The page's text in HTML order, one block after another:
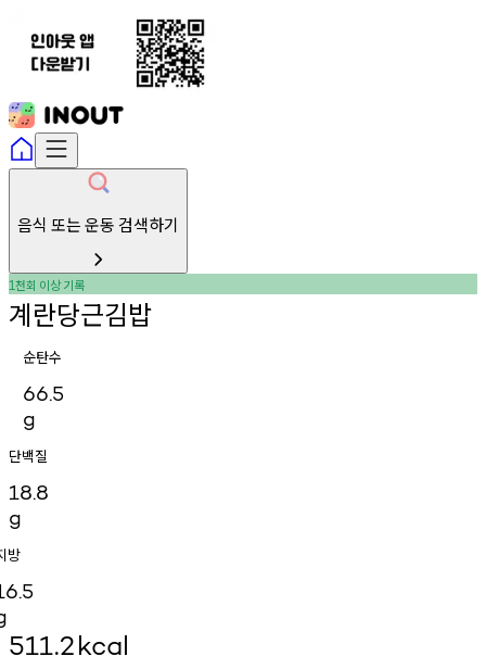
음식 또는 운동 검색하기
1천회 이상기록
계란당근김밥
순탄수
66.5
g
단백질
18.8
g
방
511.2kcal